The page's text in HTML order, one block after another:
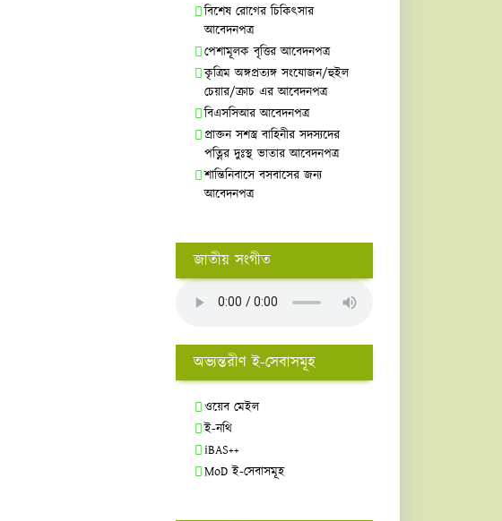
বিশেষ রোগের চিকিৎসার
আবেদনপত্র
পেশামূলক বৃত্তির আবেদনপত্র
কৃত্রিম অঙ্গপ্রত্যঙ্গ সংযোজন/হুইল
চেয়ার/ক্রাচ এর আবেদনপত্র
বিএসসিআর আবেদনপত্র
প্রাক্তন সশস্ত্র বাহিনীর সদস্যদের
পত্নির দুঃস্থ ভাতার আবেদনপত্র
শান্তিনিবাসে বসবাসের জন্য
আবেদনপত্র
জাতীয় সংগীত
অভ্যন্তরীণ ই-সেবাসমূহ
ওয়েব মেইল
ই-নথি
iBAS++
MoD ই-সেবাসমূহ